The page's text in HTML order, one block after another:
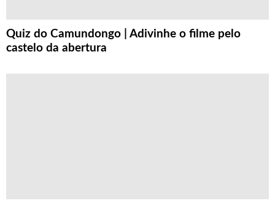
Quiz do Camundongo | Adivinhe o filme pelo
castelo da abertura